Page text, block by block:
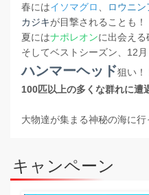
春にはイソマグロ ロウニン
カジキが目撃されることも！
夏にはナポレオンに出会える
そしてベストシーズン、12
ハンマーヘッド狙い！
100匹以上の多くな群れに遭
大物達が集まる神秘の海に行
キャンペーン